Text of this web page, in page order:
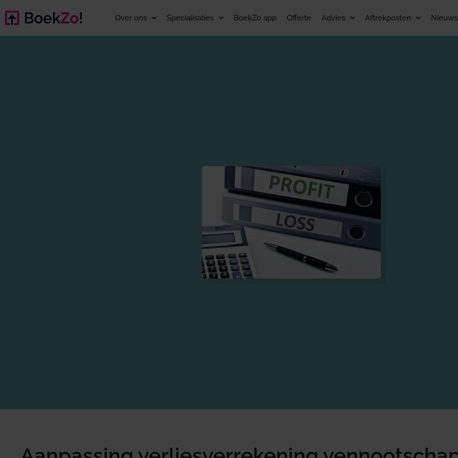
Over ons Specialisaties BoekZo app Offerte Advies Aftrekposten Nieuws